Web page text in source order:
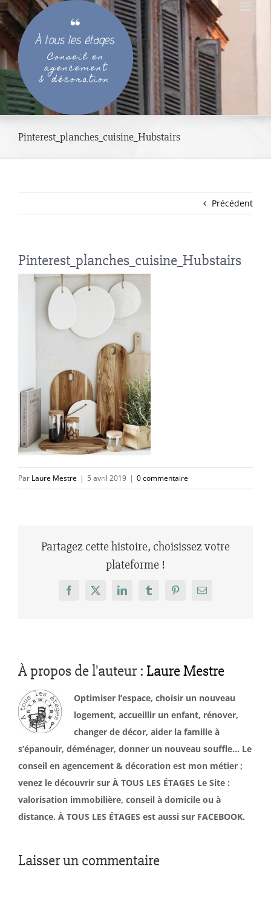
Passer
au
contenu
Pinterest_planches_cuisine_Hubstairs
Précédent
Pinterest_planches_cuisine_Hubstairs
Par Laure Mestre | 5 avril 2019 | 0 commentaire
Partagez cette histoire, choisissez votre
plateforme !
Facebook
X LinkedInTumblrPinterestEmail
À propos de l'auteur : Laure Mestre
Optimiser l’espace, choisir un nouveau
logement, accueillir un enfant, rénover,
changer de décor, aider la famille à
s’épanouir, déménager, donner un nouveau souffle… Le
conseil en agencement & décoration est mon métier ;
venez le découvrir sur À TOUS LES ÉTAGES Le Site :
valorisation immobilière, conseil à domicile ou à
distance. À TOUS LES ÉTAGES est aussi sur FACEBOOK.
Laisser un commentaire